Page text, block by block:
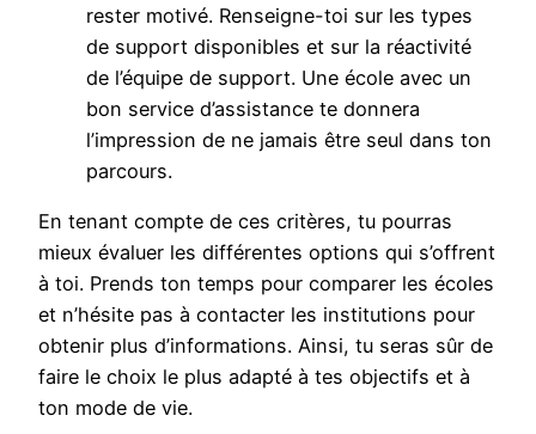
rester motivé. Renseigne-toi sur les types
de support disponibles et sur la réactivité
de l’équipe de support. Une école avec un
bon service d’assistance te donnera
l’impression de ne jamais être seul dans ton
parcours.
En tenant compte de ces critères, tu pourras
mieux évaluer les différentes options qui s’offrent
à toi. Prends ton temps pour comparer les écoles
et n’hésite pas à contacter les institutions pour
obtenir plus d’informations. Ainsi, tu seras sûr de
faire le choix le plus adapté à tes objectifs et à
ton mode de vie.